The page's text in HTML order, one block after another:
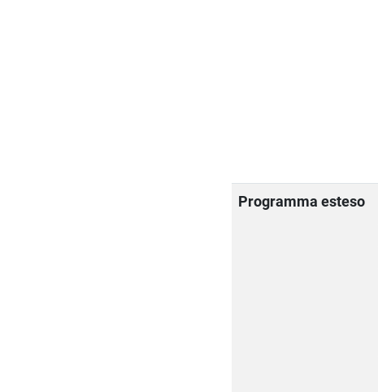
Programma esteso